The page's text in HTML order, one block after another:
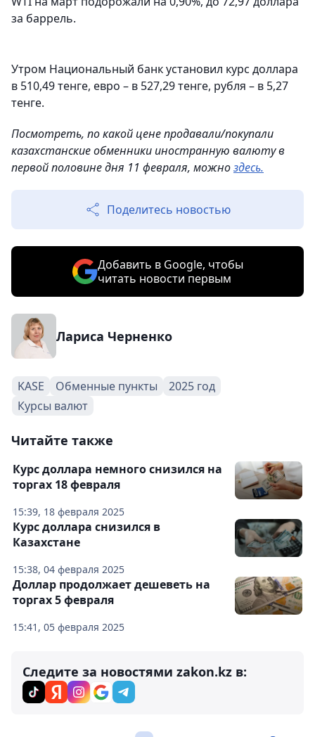
за баррель.
Утром Национальный банк установил курс доллара
в 510,49 тенге, евро – в 527,29 тенге, рубля – в 5,27
тенге.
Посмотреть, по какой цене продавали/покупали
казахстанские обменники иностранную валюту в
первой половине дня 11 февраля, можноздесь.
Поделитесь новостью
Добавить в Google, чтобы
читать новости первым
Лариса Черненко
KASE Обменные пункты
2025 год
Курсы валют
Читайте также
15:39, 18 февраля 2025
Курс доллара немного снизился на
торгах 18 февраля
15:38, 04 февраля 2025
Курс доллара снизился в
Казахстане
15:41, 05 февраля 2025
Доллар продолжает дешеветь на
торгах 5 февраля
Следите за новостями zakon.kz в: